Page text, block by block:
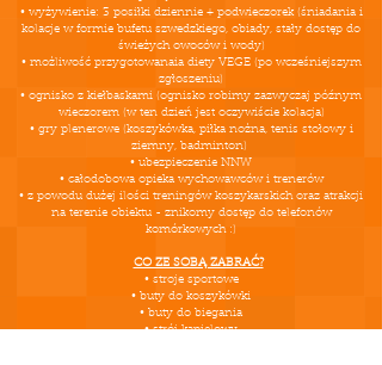
• wyżywienie: 3 posiłki dziennie + podwieczorek (śniadania i
kolacje w formie bufetu szwedzkiego, obiady, stały dostęp do
świeżych owoców i wody)
• możliwość przygotowanaia diety VEGE (po wcześniejszym
zgłoszeniu)
• ognisko z kiełbaskami (ognisko robimy zazwyczaj późnym
wieczorem (w ten dzień jest oczywiście kolacja)
• gry plenerowe (koszykówka, piłka nożna, tenis stołowy i
ziemny, badminton)
• ubezpieczenie NNW
• całodobowa opieka wychowawców i trenerów
• z powodu dużej ilości treningów koszykarskich oraz atrakcji
na terenie obiektu - znikomy dostęp do telefonów
komórkowych :)
CO ZE SOBĄ ZABRAĆ?
• stroje sportowe
• buty do koszykówki
• buty do biegania
• strój kąpielowy